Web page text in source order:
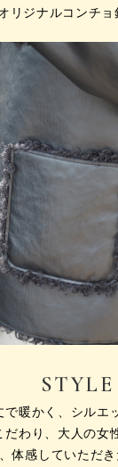
リジナルコンチョ
STYLE
で暖かく、シルエ
わり、大人の女
体感していただき